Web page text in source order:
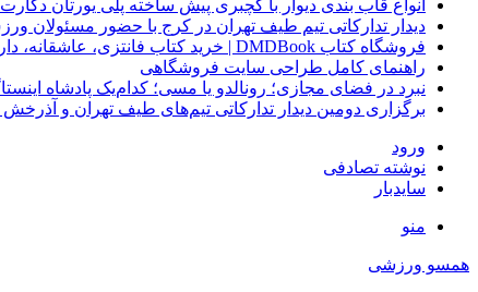
انواع قاب بندی دیوار با گچبری پیش ساخته پلی یورتان
دیدار تدارکاتی تیم طیف تهران در کرج با حضور مسئولان
فروشگاه کتاب DMDBook | خرید کتاب فانتزی، عاشقانه، دارک رومنس و رمان بدون حذفیات
راهنمای کامل طراحی سایت فروشگاهی
نبرد در فضای مجازی؛ رونالدو یا مسی؛ کدام‌یک پادشاه
برگزاری دومین دیدار تدارکاتی تیم‌های طیف تهران و
ورود
نوشته تصادفی
سایدبار
منو
همسو ورزشی